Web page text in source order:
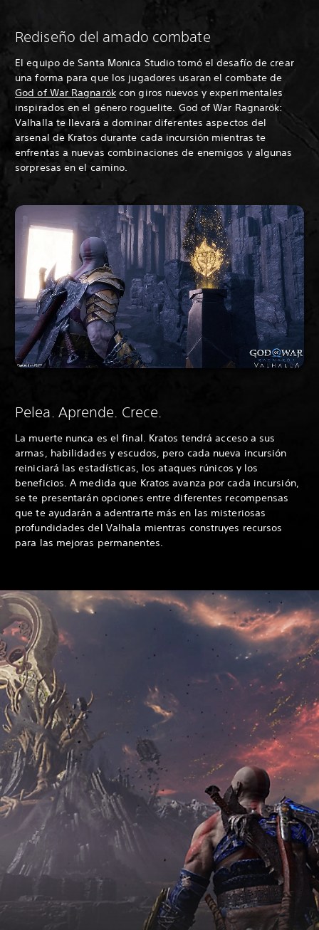
Rediseño del amado combate
El equipo de Santa Monica Studio tomó el desafío de crear
una forma para que los jugadores usaran el combate de
God of War Ragnarökcon giros nuevos y experimentales
inspirados en el género roguelite. God of War Ragnarök:
Valhalla te llevará a dominar diferentes aspectos del
arsenal de Kratos durante cada incursión mientras te
enfrentas a nuevas combinaciones de enemigos y algunas
sorpresas en el camino.
Pelea. Aprende. Crece.
La muerte nunca es el final. Kratos tendrá acceso a sus
armas, habilidades y escudos, pero cada nueva incursión
reiniciará las estadísticas, los ataques rúnicos y los
beneficios. A medida que Kratos avanza por cada incursión,
se te presentarán opciones entre diferentes recompensas
que te ayudarán a adentrarte más en las misteriosas
profundidades del Valhala mientras construyes recursos
para las mejoras permanentes.